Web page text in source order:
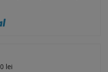
lei